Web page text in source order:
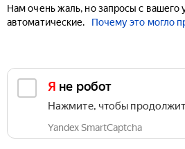
Нам очень жаль, но запросы с вашего
автоматические.
Почему это могло
Я не робот
Нажмите, чтобы
Yandex SmartCaptcha